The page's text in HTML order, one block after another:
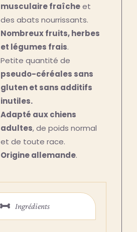
musculaire fraîcheet
des abats nourrissants.
Nombreux fruits, herbes
et légumes frais.
Petite quantité de
pseudo-céréales sans
gluten et sans additifs
inutiles.
Adapté aux chiens
adultes, de poids normal
et de toute race.
Origine allemande.
Ingrédients